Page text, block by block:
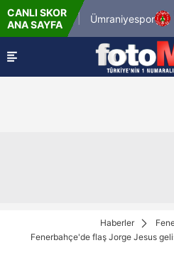
CANLI SKOR
ANA SAYFAÜmraniyespor
8.8.2026 -
19:00
Haberler
Fenerbahçe'de flaş Jorge Jesus